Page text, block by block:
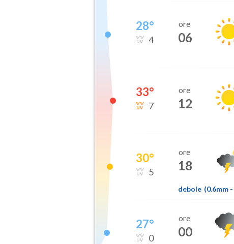
28°
4
ore
06
33°
7
ore
12
30°
5
ore
18
debole (0.6mm -
27°
0
ore
00